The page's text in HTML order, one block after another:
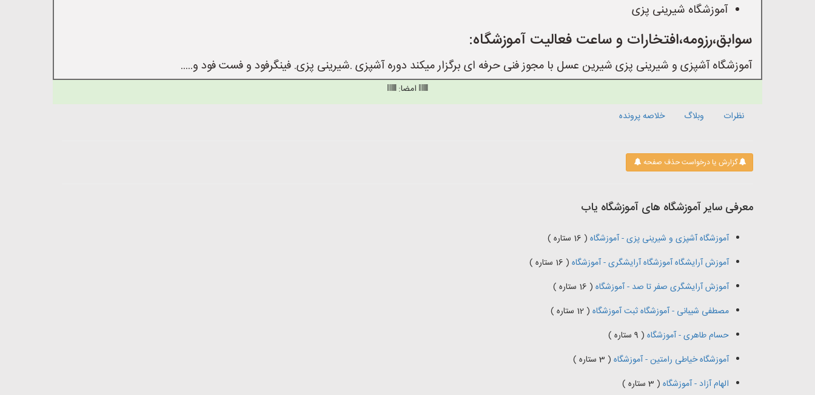
آموزشگاه شیرینی پزی
سوابق،رزومه،افتخارات و ساعت فعالیت آموزشگاه:
آموزشگاه آشپزی و شیرینی پزی شیرین عسل با مجوز فنی حرفه ای برگزار میکند دوره آشپزی .شیرینی پزی. فینگرفود و فست فود و.....
امضا:
نظرات
وبلاگ خلاصه پرونده
گزارش یا درخواست حذف صفحه
معرفی سایر آموزشگاه های آموزشگاه یاب
آموزشگاه آشپزی و شیرینی پزی - آموزشگاه ( 16 ستاره )
آموزش آرایشگاه آموزشگاه آرایشگری - آموزشگاه ( 16 ستاره )
آموزش آرایشگری صفر تا صد - آموزشگاه ( 16 ستاره )
مصطفی شیبانی - آموزشگاه ثبت آموزشگاه ( 12 ستاره )
حسام طاهری - آموزشگاه ( 9 ستاره )
آموزشگاه خیاطی رامتین - آموزشگاه ( 3 ستاره )
الهام آزاد - آموزشگاه ( 3 ستاره )